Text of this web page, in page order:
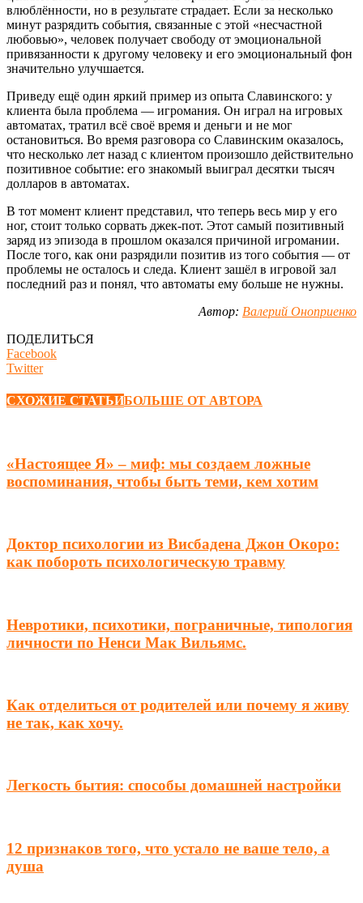
влюблённости, но в результате страдает. Если за несколько
минут разрядить события, связанные с этой «несчастной
любовью», человек получает свободу от эмоциональной
привязанности к другому человеку и его эмоциональный фон
значительно улучшается.
Приведу ещё один яркий пример из опыта Славинского: у
клиента была проблема — игромания. Он играл на игровых
автоматах, тратил всё своё время и деньги и не мог
остановиться. Во время разговора со Славинским оказалось,
что несколько лет назад с клиентом произошло действительно
позитивное событие: его знакомый выиграл десятки тысяч
долларов в автоматах.
В тот момент клиент представил, что теперь весь мир у его
ног, стоит только сорвать джек-пот. Этот самый позитивный
заряд из эпизода в прошлом оказался причиной игромании.
После того, как они разрядили позитив из того события — от
проблемы не осталось и следа. Клиент зашёл в игровой зал
последний раз и понял, что автоматы ему больше не нужны.
Автор: Валерий Оноприенко
ПОДЕЛИТЬСЯ
Facebook
Twitter
СХОЖИЕ СТАТЬИБОЛЬШЕ ОТ АВТОРА
«Настоящее Я» – миф: мы создаем ложные
воспоминания, чтобы быть теми, кем хотим
Доктор психологии из Висбадена Джон Окоро:
как побороть психологическую травму
Невротики, психотики, пограничные, типология
личности по Ненси Мак Вильямс.
Как отделиться от родителей или почему я живу
не так, как хочу.
Легкость бытия: способы домашней настройки
12 признаков того, что устало не ваше тело, а
душа